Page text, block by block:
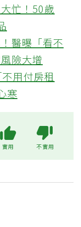
忙！50歲
醫曝「看不
險大增
用付房租
寒
實用 不實用